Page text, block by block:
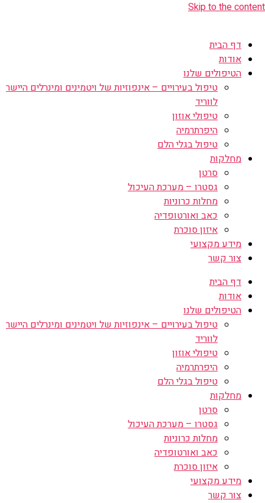
Skip to the content
דף הבית
אודות
הטיפולים שלנו
טיפול בעירויים – אינפוזיות של ויטמינים ומינרלים היישר
לווריד
טיפולי אוזון
היפרתרמיה
טיפול בגלי הלם
מחלקות
סרטן
גסטרו – מערכת העיכול
מחלות כרוניות
כאב ואורטופדיה
איזון סוכרת
מידע מקצועי
צור קשר
דף הבית
אודות
הטיפולים שלנו
טיפול בעירויים – אינפוזיות של ויטמינים ומינרלים היישר
לווריד
טיפולי אוזון
היפרתרמיה
טיפול בגלי הלם
מחלקות
סרטן
גסטרו – מערכת העיכול
מחלות כרוניות
כאב ואורטופדיה
איזון סוכרת
מידע מקצועי
צור קשר